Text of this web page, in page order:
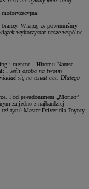
motoryzacyjna:
branży. Wierzę, że powinniśmy
wykorzystać nasze wspólne
i mentor – Hiromu Naruse.
„Jeśli osoba na twoim
się na temat aut. Dlatego
Pod pseudonimem „Morizo”
za jedno z najbardziej
tytuł Master Driver dla Toyoty